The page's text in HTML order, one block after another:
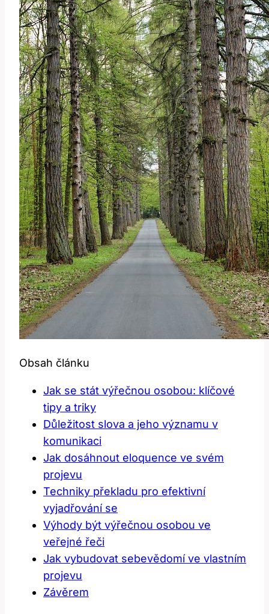
Obsah článku
Jak se stát výřečnou osobou: klíčové
tipy a triky
Důležitost slova a jeho významu v
komunikaci
Jak dosáhnout eloquence ve svém
projevu
Techniky překladu pro efektivní
vyjadřování se
Výhody být výřečnou osobou ve
veřejné řeči
Jak vybudovat sebevědomí ve vlastním
projevu
Závěrem